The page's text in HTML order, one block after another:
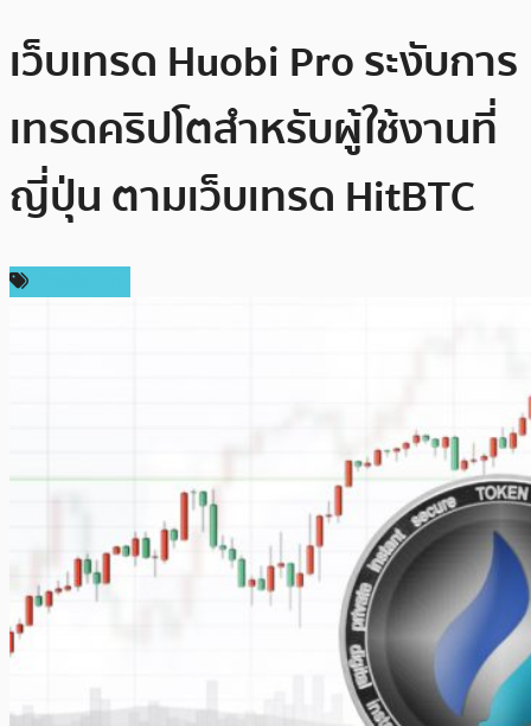
เว็บเทรด Huobi Pro ระงับการ
เทรดคริปโตสำหรับผู้ใช้งานที่
ญี่ปุ่น ตามเว็บเทรด HitBTC